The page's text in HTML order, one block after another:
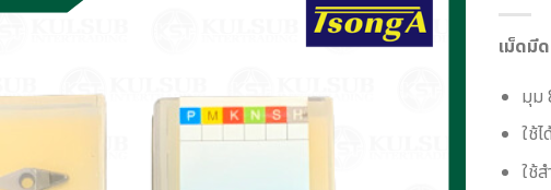
เม็ดมี
มุม
ใช้
ใช้